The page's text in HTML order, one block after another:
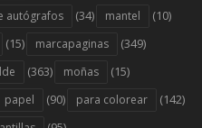
autógrafos (34) mantel (10)
(15) marcapaginas (349)
(363) moñas (15)
papel (90) para colorear (142)